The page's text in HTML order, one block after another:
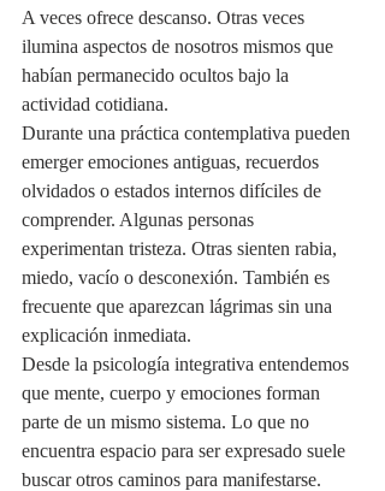
A veces ofrece descanso. Otras veces
ilumina aspectos de nosotros mismos que
habían permanecido ocultos bajo la
actividad cotidiana.
Durante una práctica contemplativa pueden
emerger emociones antiguas, recuerdos
olvidados o estados internos difíciles de
comprender. Algunas personas
experimentan tristeza. Otras sienten rabia,
miedo, vacío o desconexión. También es
frecuente que aparezcan lágrimas sin una
explicación inmediata.
Desde la psicología integrativa entendemos
que mente, cuerpo y emociones forman
parte de un mismo sistema. Lo que no
encuentra espacio para ser expresado suele
buscar otros caminos para manifestarse.